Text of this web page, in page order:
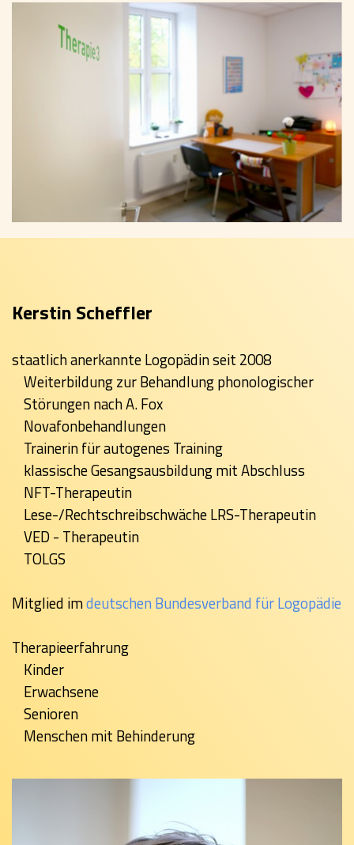
Kerstin Scheffler
staatlich anerkannte Logopädin seit 2008
Weiterbildung zur Behandlung phonologischer
Störungen nach A. Fox
Novafonbehandlungen
Trainerin für autogenes Training
klassische Gesangsausbildung mit Abschluss
NFT-Therapeutin
Lese-/Rechtschreibschwäche LRS-Therapeutin
VED - Therapeutin
TOLGS
Mitglied imdeutschen Bundesverband für Logopädie
Therapieerfahrung
Kinder
Erwachsene
Senioren
Menschen mit Behinderung